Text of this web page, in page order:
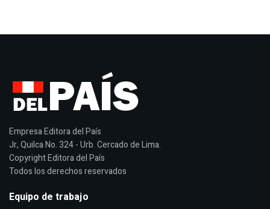
Empresa Editora del País
Jr, Quilca No. 324 - Urb. Cercado de Lima.
Copyright Editora del País
Todos los derechos reservados
Equipo de trabajo